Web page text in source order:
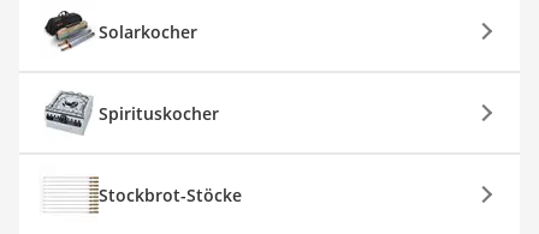
Solarkocher
Spirituskocher
Stockbrot-Stöcke